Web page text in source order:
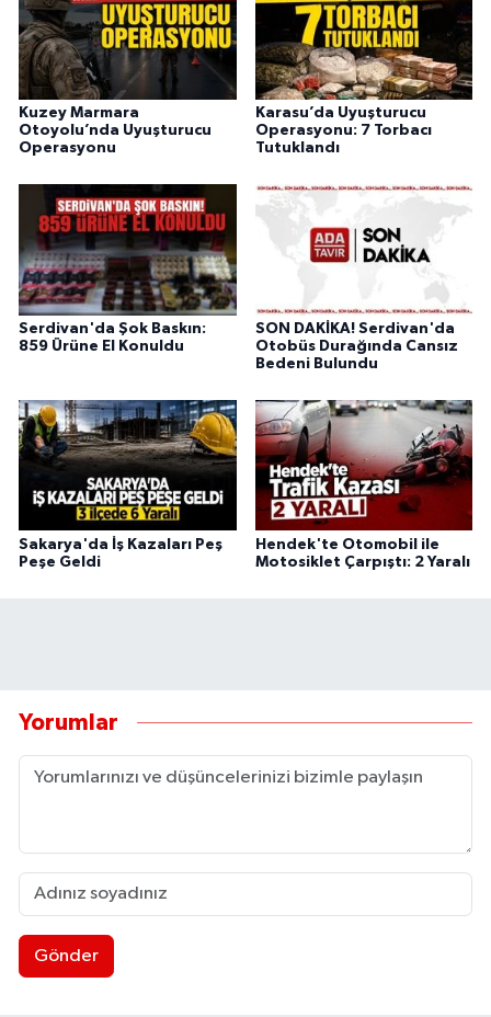
Kuzey Marmara
Otoyolu’nda Uyuşturucu
Operasyonu
Karasu’da Uyuşturucu
Operasyonu: 7 Torbacı
Tutuklandı
Serdivan'da Şok Baskın:
859 Ürüne El Konuldu
SON DAKİKA! Serdivan'da
Otobüs Durağında Cansız
Bedeni Bulundu
Sakarya'da İş Kazaları Peş
Peşe Geldi
Hendek'te Otomobil ile
Motosiklet Çarpıştı: 2 Yaralı
Yorumlar
Gönder